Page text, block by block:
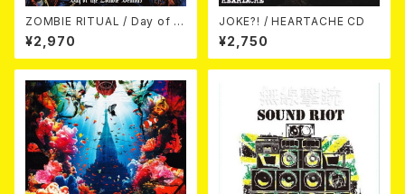
ZOMBIE RITUAL / Day of th
e Zombie Demons
¥2,970
JOKE?! / HEARTACHE CD
¥2,750